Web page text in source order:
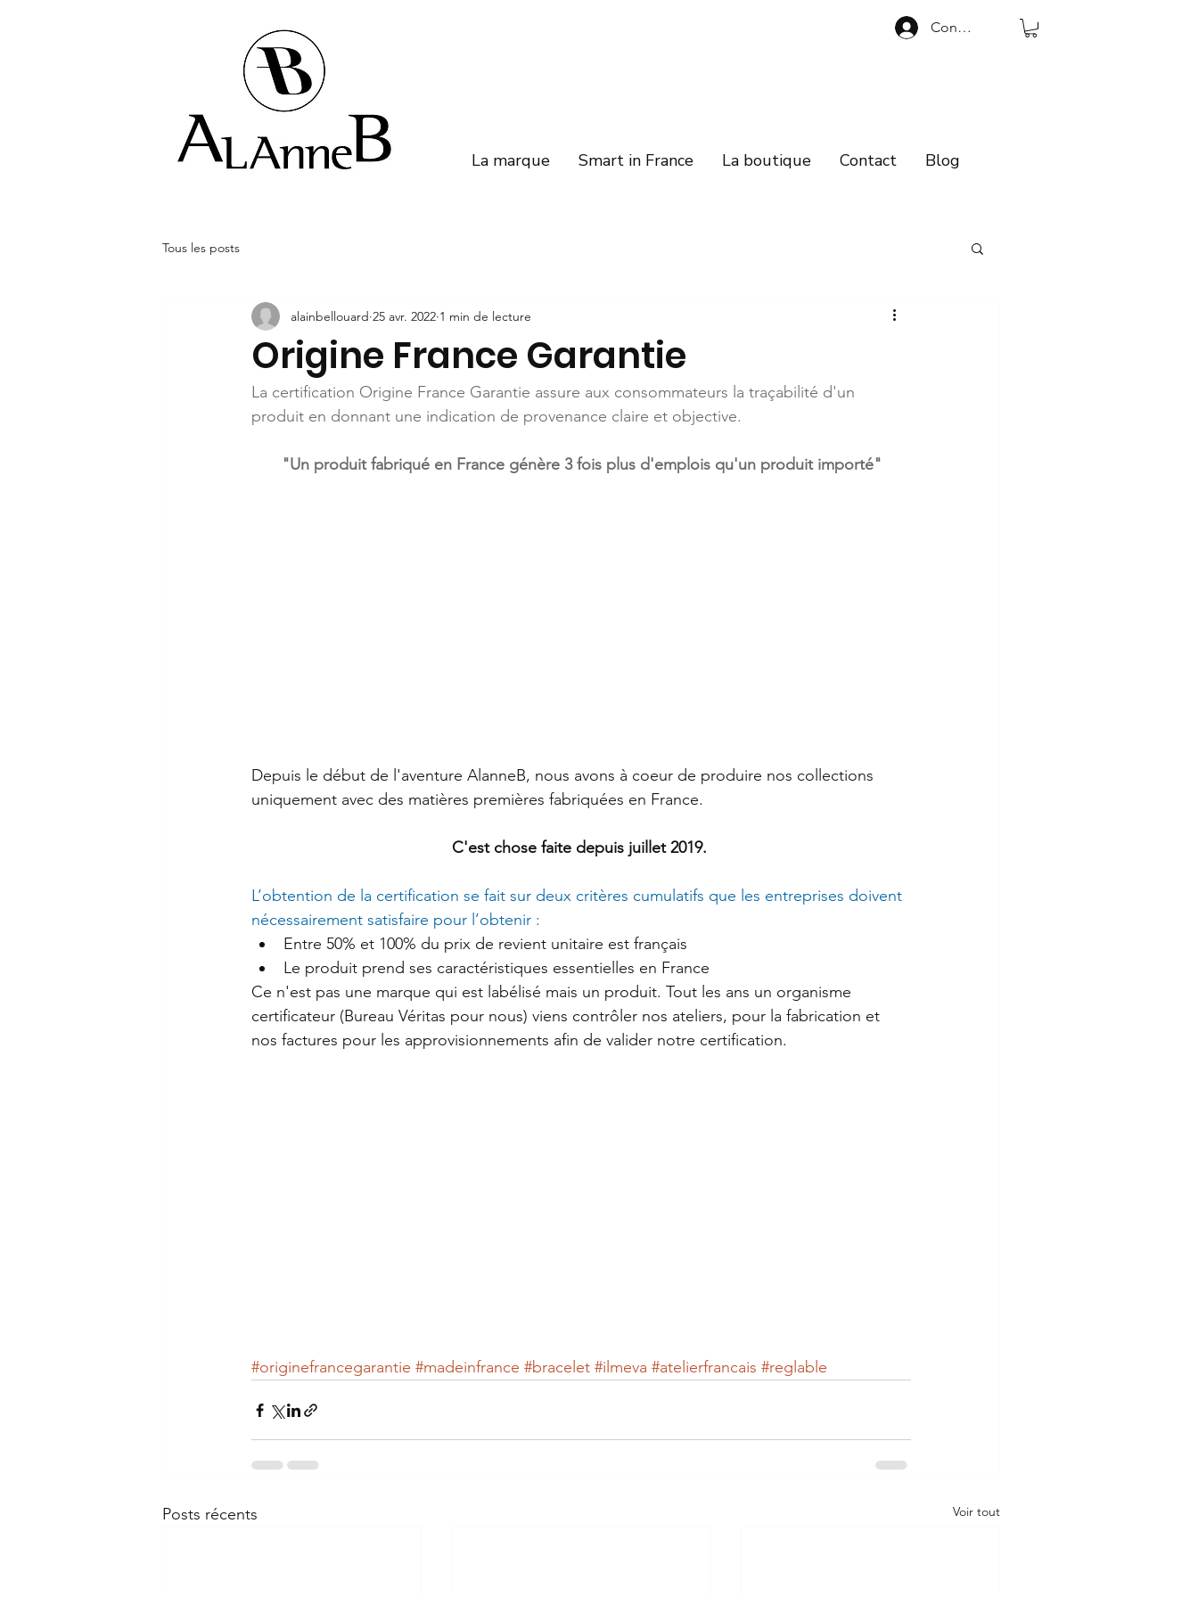
Connexion
La marque Smart in France La boutique Contact Blog
Tous les posts
Origine France Garantie
alainbellouard 25 avr. 2022 1 min de lecture
La certification Origine France Garantie assure aux consommateurs la traçabilité d'un
produit en donnant une indication de provenance claire et objective.
"Un produit fabriqué en France génère 3 fois plus d'emplois qu'un produit importé"
Depuis le début de l'aventure AlanneB, nous avons à coeur de produire nos collections
uniquement avec des matières premières fabriquées en France.
C'est chose faite depuis juillet 2019.
L’obtention de la certification se fait sur deux critères cumulatifs que les entreprises doivent
nécessairement satisfaire pour l’obtenir :
Entre 50% et 100% du prix de revient unitaire est français
Le produit prend ses caractéristiques essentielles en France
Ce n'est pas une marque qui est labélisé mais un produit. Tout les ans un organisme
certificateur (Bureau Véritas pour nous) viens contrôler nos ateliers, pour la fabrication et
nos factures pour les approvisionnements afin de valider notre certification.
#originefrancegarantie #madeinfrance #bracelet #ilmeva #atelierfrancais #reglable
Posts récents Voir tout